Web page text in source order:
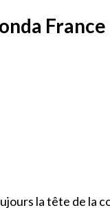
la tête de la